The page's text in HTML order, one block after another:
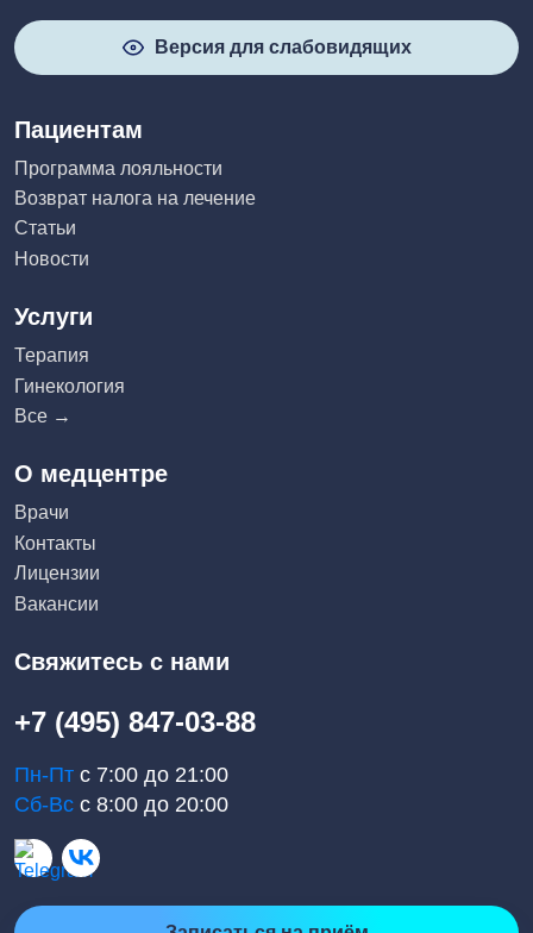
Версия для слабовидящих
Пациентам
Программа лояльности
Возврат налога на лечение
Статьи
Новости
Услуги
Терапия
Гинекология
Все →
О медцентре
Врачи
Контакты
Лицензии
Вакансии
Свяжитесь с нами
+7 (495) 847-03-88
Пн-Пт с 7:00 до 21:00
Сб-Вс с 8:00 до 20:00